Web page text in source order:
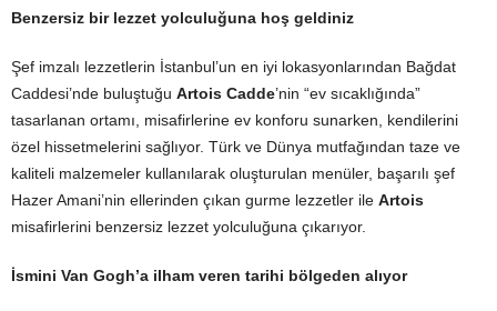
Benzersiz bir lezzet yolculuğuna hoş geldiniz
Şef imzalı lezzetlerin İstanbul’un en iyi lokasyonlarından Bağdat
Caddesi’nde buluştuğu Artois Cadde’nin “ev sıcaklığında”
tasarlanan ortamı, misafirlerine ev konforu sunarken, kendilerini
özel hissetmelerini sağlıyor. Türk ve Dünya mutfağından taze ve
kaliteli malzemeler kullanılarak oluşturulan menüler, başarılı şef
Hazer Amani’nin ellerinden çıkan gurme lezzetler ile Artois
misafirlerini benzersiz lezzet yolculuğuna çıkarıyor.
İsmini Van Gogh’a ilham veren tarihi bölgeden alıyor